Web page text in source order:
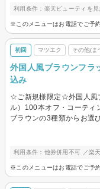
利用条件：楽天ビューティを見
※このメニューはお電話でご予
初回 マツエク その他(ま
外国人風ブラウンフラ
込み
☆ご新規様限定☆外国人風
ル）100本オフ・コーティ
ブラウンの3種類からお選
利用条件：他券併用不可 ／楽
※このメニューはお電話でご予